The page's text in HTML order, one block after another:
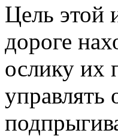
Цель этой
дороге
ослику их